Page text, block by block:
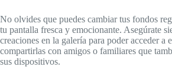
No olvides que puedes cambiar tus fondos
tu pantalla fresca y emocionante. Asegúrate
creaciones en la galería para poder acceder a
compartirlas con amigos o familiares que
sus dispositivos.